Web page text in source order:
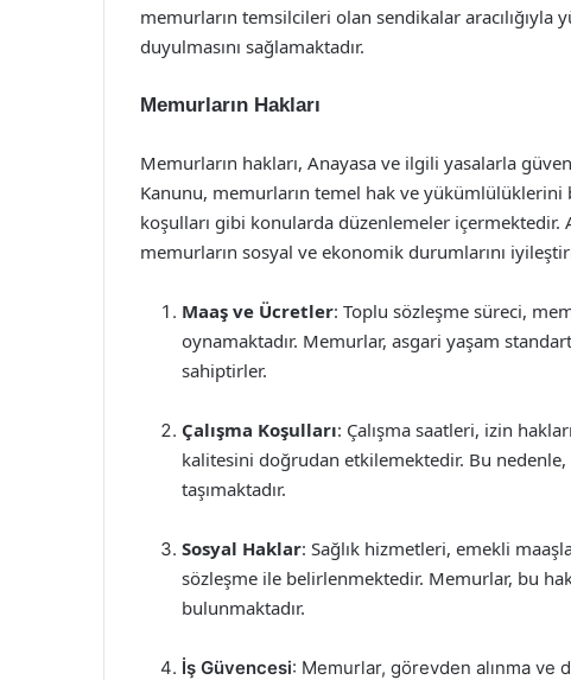
memurların temsilcileri olan sendikalar aracılığıyla
duyulmasını sağlamaktadır.
Memurların Hakları
Memurların hakları, Anayasa ve ilgili yasalarla
Kanunu, memurların temel hak ve yükümlülüklerini
koşulları gibi konularda düzenlemeler içermektedir.
memurların sosyal ve ekonomik durumlarını
Maaş ve Ücretler: Toplu sözleşme süreci,
oynamaktadır. Memurlar, asgari yaşam
sahiptirler.
Çalışma Koşulları: Çalışma saatleri, izin
kalitesini doğrudan etkilemektedir. Bu
taşımaktadır.
Sosyal Haklar: Sağlık hizmetleri, emekli
sözleşme ile belirlenmektedir. Memurlar, bu
bulunmaktadır.
İş Güvencesi: Memurlar, görevden alınma ve